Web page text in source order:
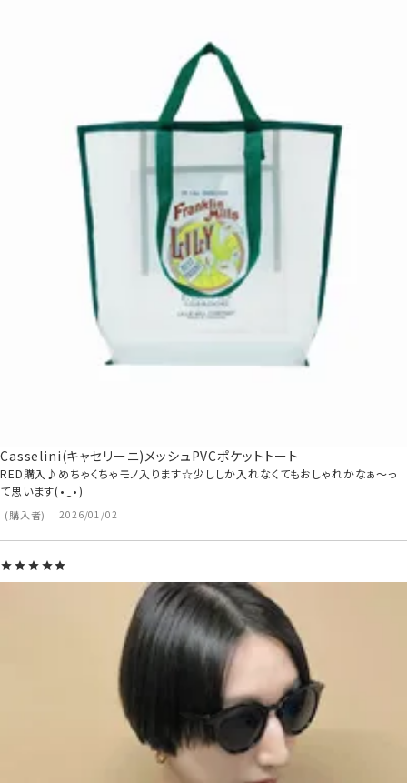
Casselini(キャセリーニ)メッシュPVCポケットトート
購入者 2026/01/02
RED購入♪めちゃくちゃモノ入ります☆少ししか入れなくてもおしゃれかなぁ〜っ
て思います(⁠•⁠‿⁠•⁠)